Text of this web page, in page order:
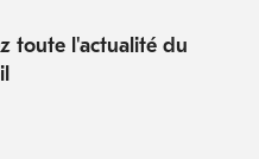
toute l'actualité du